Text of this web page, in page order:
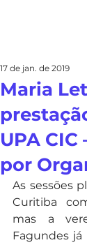
Maria
UPA
por
17 de jan. de 2019
As sessões
Curitiba
mas a
Fagundes